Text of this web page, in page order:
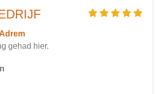
Adrem
gehad hier.